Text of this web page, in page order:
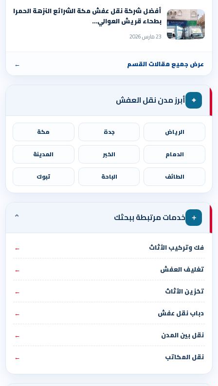
أفضل شركة نقل عفش مكة الشرائع النزهة الحمرا
بطحاء قريش العوالي…
23 مارس 2026
عرض جميع مقالات القسم ←
⌖ أبرز مدن نقل العفش
الرياض جدة مكة
الدمام الخبر المدينة
الطائف الباحة تبوك
＋ خدمات مرتبطة ببحثك ⌄
فك وتركيب الأثاث
←
تغليف العفش
←
تخزين الأثاث
←
دباب نقل عفش
←
نقل بين المدن
←
نقل المكاتب
←